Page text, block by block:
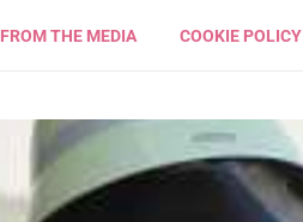
FROM THE MEDIA COOKIE POLICY